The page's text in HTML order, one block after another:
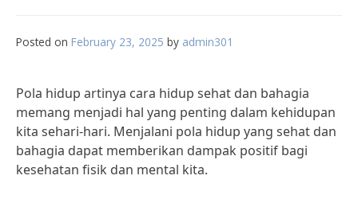
Posted on February 23, 2025 by admin301
Pola hidup artinya cara hidup sehat dan bahagia
memang menjadi hal yang penting dalam kehidupan
kita sehari-hari. Menjalani pola hidup yang sehat dan
bahagia dapat memberikan dampak positif bagi
kesehatan fisik dan mental kita.